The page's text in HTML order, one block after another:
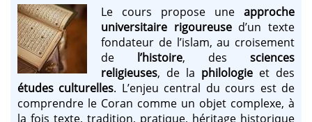
Le cours propose une approche
universitaire rigoureused’un texte
fondateur de l’islam, au croisement
de l’histoire, des sciences
religieuses, de la philologie et des
études culturelles. L’enjeu central du cours est de
comprendre le Coran comme un objet complexe, à
la fois texte, tradition, pratique, héritage historique